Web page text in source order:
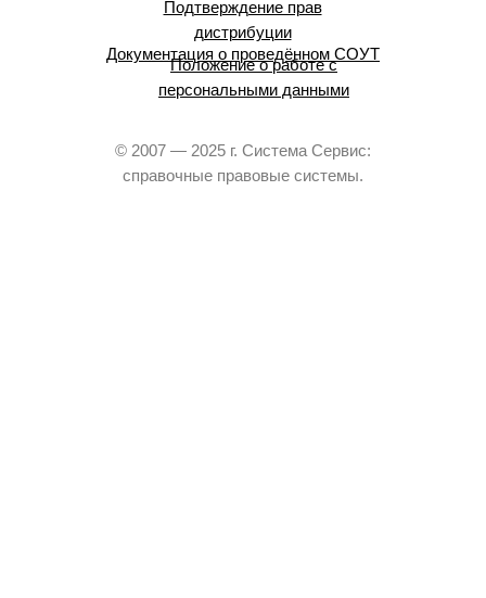
Подтверждение прав
дистрибуции
Документация о проведённом СОУТ
Положение о работе с
персональными данными
© 2007 — 2025 г. Система Сервис:
справочные правовые системы.